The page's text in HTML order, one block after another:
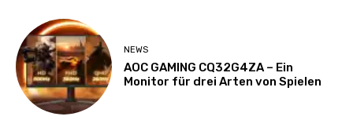
NEWS
AOC GAMING CQ32G4ZA – Ein
Monitor für drei Arten von Spielen